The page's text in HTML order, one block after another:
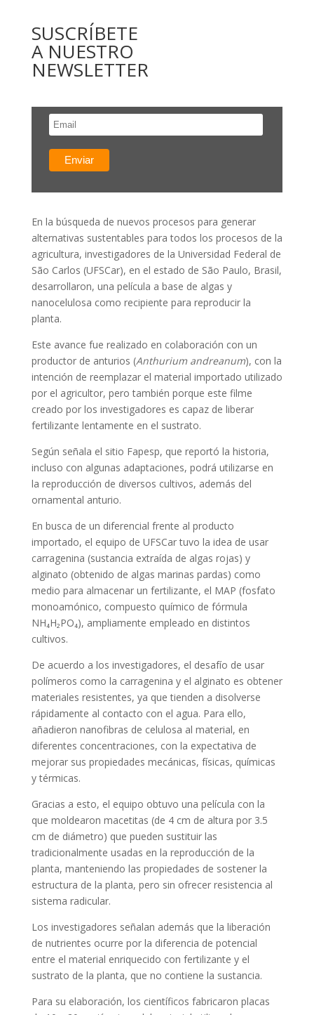
SUSCRÍBETE
A NUESTRO
NEWSLETTER
En la búsqueda de nuevos procesos para generar
alternativas sustentables para todos los procesos de la
agricultura, investigadores de la Universidad Federal de
São Carlos (UFSCar), en el estado de São Paulo, Brasil,
desarrollaron, una película a base de algas y
nanocelulosa como recipiente para reproducir la
planta.
Este avance fue realizado en colaboración con un
productor de anturios (Anthurium andreanum), con la
intención de reemplazar el material importado utilizado
por el agricultor, pero también porque este filme
creado por los investigadores es capaz de liberar
fertilizante lentamente en el sustrato.
Según señala el sitio Fapesp, que reportó la historia,
incluso con algunas adaptaciones, podrá utilizarse en
la reproducción de diversos cultivos, además del
ornamental anturio.
En busca de un diferencial frente al producto
importado, el equipo de UFSCar tuvo la idea de usar
carragenina (sustancia extraída de algas rojas) y
alginato (obtenido de algas marinas pardas) como
medio para almacenar un fertilizante, el MAP (fosfato
monoamónico, compuesto químico de fórmula
NH₄H₂PO₄), ampliamente empleado en distintos
cultivos.
De acuerdo a los investigadores, el desafío de usar
polímeros como la carragenina y el alginato es obtener
materiales resistentes, ya que tienden a disolverse
rápidamente al contacto con el agua. Para ello,
añadieron nanofibras de celulosa al material, en
diferentes concentraciones, con la expectativa de
mejorar sus propiedades mecánicas, físicas, químicas
y térmicas.
Gracias a esto, el equipo obtuvo una película con la
que moldearon macetitas (de 4 cm de altura por 3.5
cm de diámetro) que pueden sustituir las
tradicionalmente usadas en la reproducción de la
planta, manteniendo las propiedades de sostener la
estructura de la planta, pero sin ofrecer resistencia al
sistema radicular.
Los investigadores señalan además que la liberación
de nutrientes ocurre por la diferencia de potencial
entre el material enriquecido con fertilizante y el
sustrato de la planta, que no contiene la sustancia.
Para su elaboración, los científicos fabricaron placas